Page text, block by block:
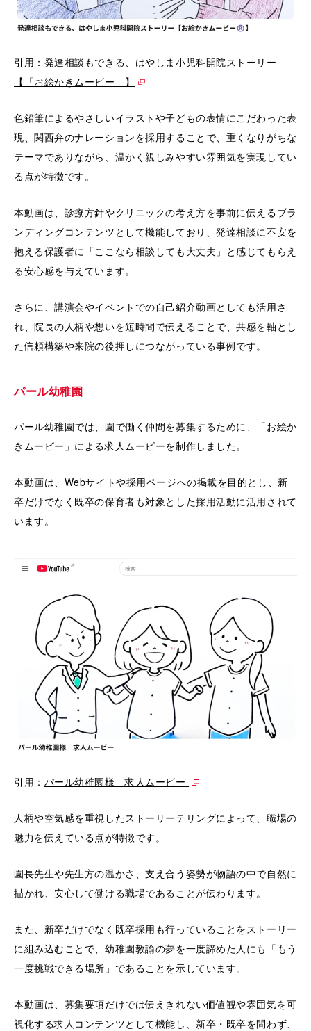
引用： 発達相談もできる、はやしま小児科開院ストーリー
【「お絵かきムービー」️】
色鉛筆によるやさしいイラストや子どもの表情にこだわった表
現、関西弁のナレーションを採用することで、重くなりがちな
テーマでありながら、温かく親しみやすい雰囲気を実現してい
る点が特徴です。
本動画は、診療方針やクリニックの考え方を事前に伝えるブラ
ンディングコンテンツとして機能しており、発達相談に不安を
抱える保護者に「ここなら相談しても大丈夫」と感じてもらえ
る安心感を与えています。
さらに、講演会やイベントでの自己紹介動画としても活用さ
れ、院長の人柄や想いを短時間で伝えることで、共感を軸とし
た信頼構築や来院の後押しにつながっている事例です。
パール幼稚園
パール幼稚園では、園で働く仲間を募集するために、「お絵か
きムービー」による求人ムービーを制作しました。
本動画は、Webサイトや採用ページへの掲載を目的とし、新
卒だけでなく既卒の保育者も対象とした採用活動に活用されて
います。
引用： パール幼稚園様 求人ムービー
人柄や空気感を重視したストーリーテリングによって、職場の
魅力を伝えている点が特徴です。
園長先生や先生方の温かさ、支え合う姿勢が物語の中で自然に
描かれ、安心して働ける職場であることが伝わります。
また、新卒だけでなく既卒採用も行っていることをストーリー
に組み込むことで、幼稚園教諭の夢を一度諦めた人にも「もう
一度挑戦できる場所」であることを示しています。
本動画は、募集要項だけでは伝えきれない価値観や雰囲気を可
視化する求人コンテンツとして機能し、新卒・既卒を問わず、